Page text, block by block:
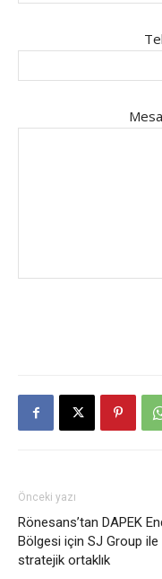
Önceki yazı
Rönesans’tan DAPEK
Bölgesi için SJ Group ile
stratejik ortaklık